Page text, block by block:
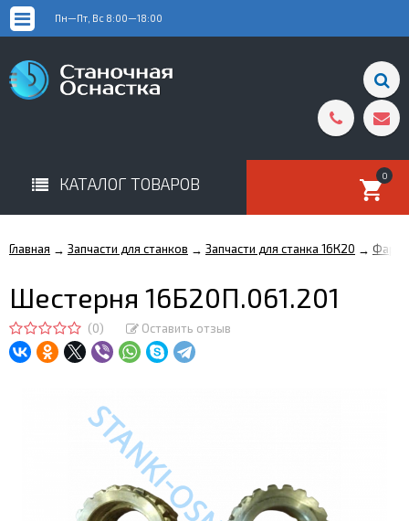
Пн—Пт, Вс 8:00—18:00
КАТАЛОГ ТОВАРОВ 0
Главная → Запчасти для станков → Запчасти для станка 16К20 →
Шестерня 16Б20П.061.201
(0) Оставить отзыв